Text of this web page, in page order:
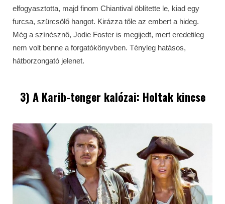
elfogyasztotta, majd finom Chiantival öblítette le, kiad egy
furcsa, szürcsölő hangot. Kirázza tőle az embert a hideg.
Még a színésznő, Jodie Foster is megijedt, mert eredetileg
nem volt benne a forgatókönyvben. Tényleg hatásos,
hátborzongató jelenet.
3) A Karib-tenger kalózai: Holtak kincse